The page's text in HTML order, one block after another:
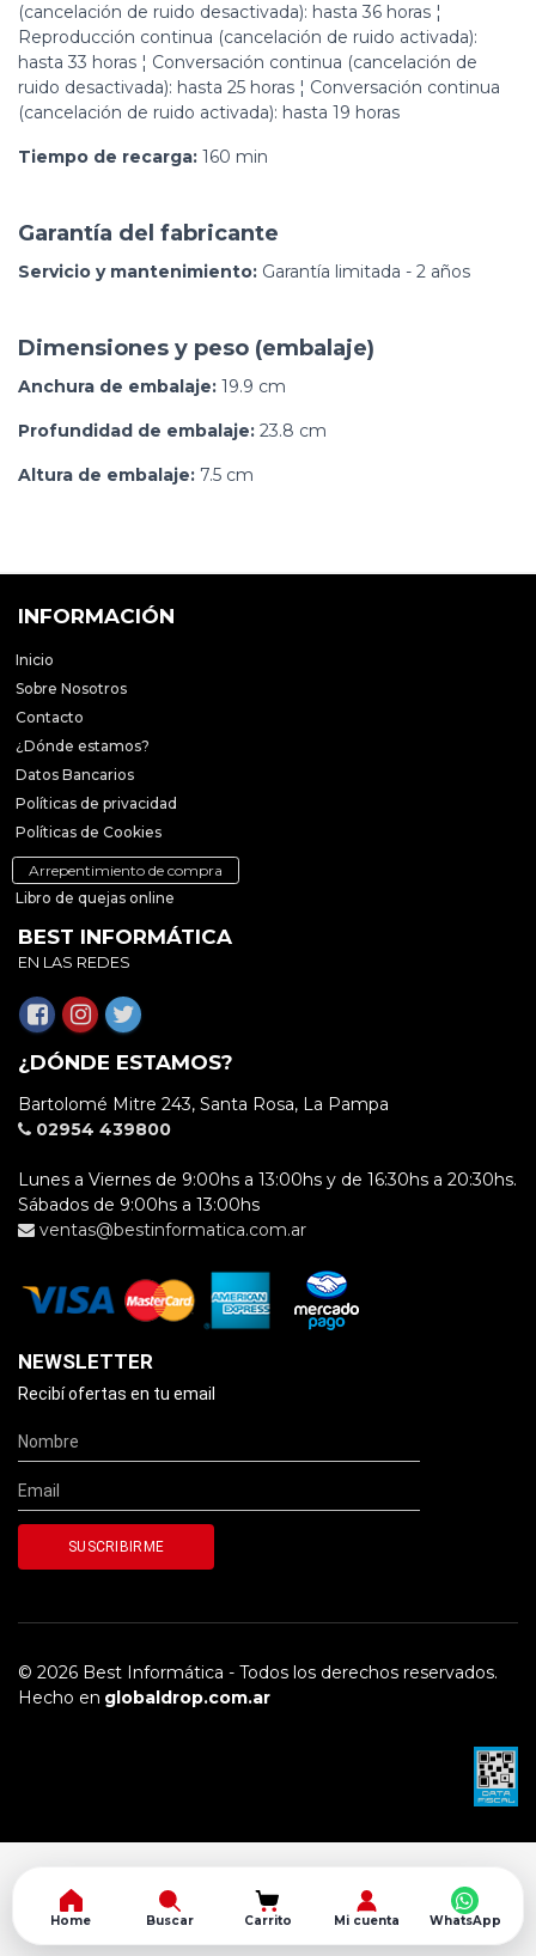
(cancelación de ruido desactivada): hasta 36 horas ¦
Reproducción continua (cancelación de ruido activada):
hasta 33 horas ¦ Conversación continua (cancelación de
ruido desactivada): hasta 25 horas ¦ Conversación continua
(cancelación de ruido activada): hasta 19 horas
Tiempo de recarga: 160 min
Garantía del fabricante
Servicio y mantenimiento: Garantía limitada - 2 años
Dimensiones y peso (embalaje)
Anchura de embalaje: 19.9 cm
Profundidad de embalaje: 23.8 cm
Altura de embalaje: 7.5 cm
INFORMACIÓN
Inicio
Sobre Nosotros
Contacto
¿Dónde estamos?
Datos Bancarios
Políticas de privacidad
Políticas de Cookies
Arrepentimiento de compra
Libro de quejas online
BEST INFORMÁTICA
EN LAS REDES
¿DÓNDE ESTAMOS?
Bartolomé Mitre 243, Santa Rosa, La Pampa
02954 439800
Lunes a Viernes de 9:00hs a 13:00hs y de 16:30hs a 20:30hs.
Sábados de 9:00hs a 13:00hs
ventas@bestinformatica.com.ar
NEWSLETTER
Recibí ofertas en tu email
© 2026 Best Informática - Todos los derechos reservados.
Hecho en globaldrop.com.ar
Home Buscar Carrito Mi cuenta